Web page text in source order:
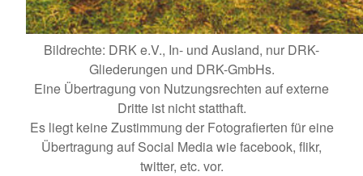
Bildrechte: DRK e.V., In- und Ausland, nur DRK-
Gliederungen und DRK-GmbHs.
Eine Übertragung von Nutzungsrechten auf externe
Dritte ist nicht statthaft.
Es liegt keine Zustimmung der Fotografierten für eine
Übertragung auf Social Media wie facebook, flikr,
twitter, etc. vor.